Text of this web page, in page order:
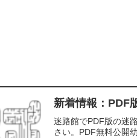
新着情報：PDF
迷路館でPDF版の迷
さい。PDF無料公開